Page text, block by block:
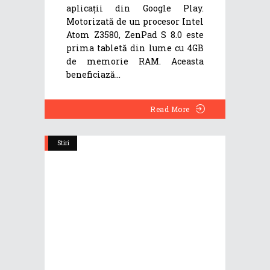
aplicații din Google Play.
Motorizată de un procesor Intel
Atom Z3580, ZenPad S 8.0 este
prima tabletă din lume cu 4GB
de memorie RAM. Aceasta
beneficiază
Read More
Stiri